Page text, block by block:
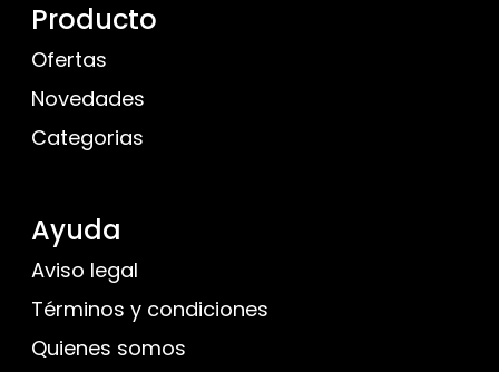
Producto
Ofertas
Novedades
Categorias
Ayuda
Aviso legal
Términos y condiciones
Quienes somos